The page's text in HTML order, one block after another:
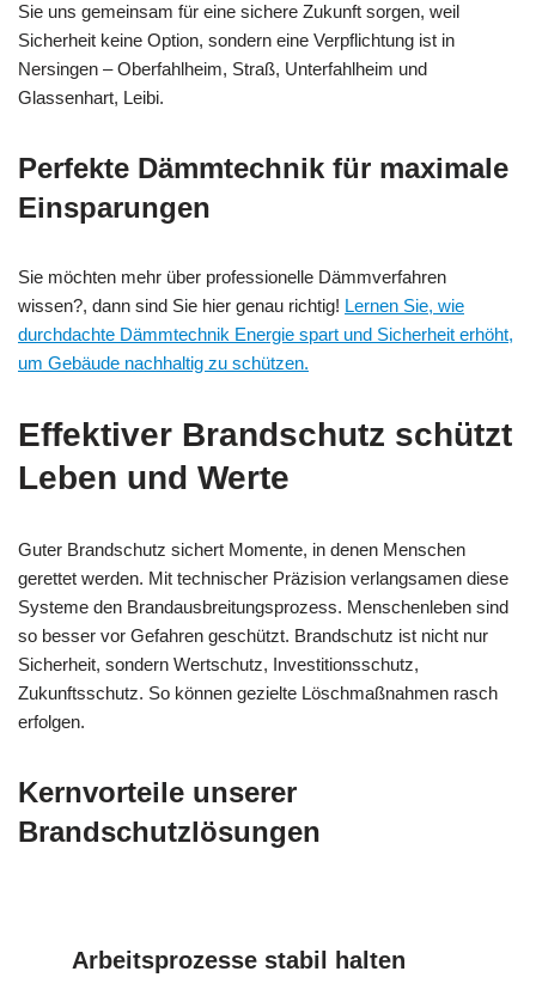
Sie uns gemeinsam für eine sichere Zukunft sorgen, weil
Sicherheit keine Option, sondern eine Verpflichtung ist in
Nersingen – Oberfahlheim, Straß, Unterfahlheim und
Glassenhart, Leibi.
Perfekte Dämmtechnik für maximale
Einsparungen
Sie möchten mehr über professionelle Dämmverfahren
wissen?, dann sind Sie hier genau richtig! Lernen Sie, wie
durchdachte Dämmtechnik Energie spart und Sicherheit erhöht,
um Gebäude nachhaltig zu schützen.
Effektiver Brandschutz schützt
Leben und Werte
Guter Brandschutz sichert Momente, in denen Menschen
gerettet werden. Mit technischer Präzision verlangsamen diese
Systeme den Brandausbreitungsprozess. Menschenleben sind
so besser vor Gefahren geschützt. Brandschutz ist nicht nur
Sicherheit, sondern Wertschutz, Investitionsschutz,
Zukunftsschutz. So können gezielte Löschmaßnahmen rasch
erfolgen.
Kernvorteile unserer
Brandschutzlösungen
Arbeitsprozesse stabil halten